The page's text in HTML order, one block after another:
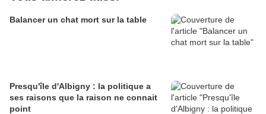
Balancer un chat mort sur la table
Presqu'île d'Albigny : la politique a
ses raisons que la raison ne connait
point